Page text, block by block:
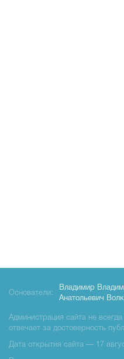
Основатели:
Владимир
Анатольевич
Администрация сайта не
отвечает за достоверность
Дата открытия сайта — 17